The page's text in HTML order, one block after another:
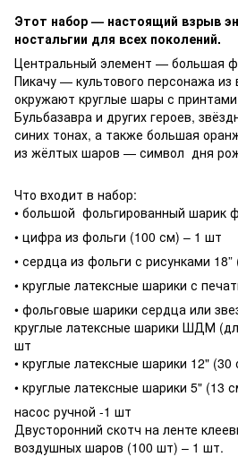
Этот набор — настоящий взрыв
ностальгии для всех поколений.
Центральный элемент — большая
Пикачу — культового персонажа из
окружают круглые шары с
Бульбазавра и других героев,
синих тонах, а также большая
из жёлтых шаров — символ дня
Что входит в набор:
• большой фольгированный шарик
• цифра из фольги (100 см) – 1 шт
• сердца из фольги с рисунками
• круглые латексные шарики с
• фольговые шарики сердца или
круглые латексные шарики ШДМ
шт
• круглые латексные шарики 12"
• круглые латексные шарики 5" (13
насос ручной -1 шт
Двусторонний скотч на ленте
воздушных шаров (100 шт) – 1 шт.